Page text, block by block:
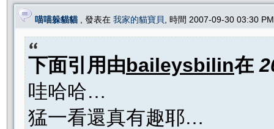
喵喵躲貓貓 , 發表在 我家的貓寶貝 , 時間 2007-09-30 03:30
下面引用由baileysbilin在
哇哈哈…
猛一看還真有趣耶…